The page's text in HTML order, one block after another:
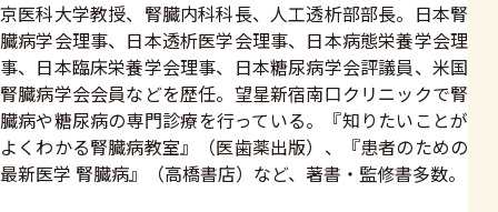
京医科大学教授、腎臓内科科長、人工透析部部長。日本腎
臓病学会理事、日本透析医学会理事、日本病態栄養学会理
事、日本臨床栄養学会理事、日本糖尿病学会評議員、米国
腎臓病学会会員などを歴任。望星新宿南口クリニックで腎
臓病や糖尿病の専門診療を行っている。『知りたいことが
よくわかる腎臓病教室』（医歯薬出版）、『患者のための
最新医学 腎臓病』（高橋書店）など、著書・監修書多数。